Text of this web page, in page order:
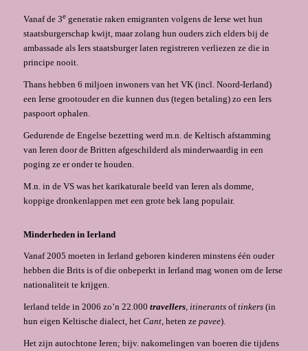
Vanaf de 3egeneratie raken emigranten volgens de Ierse wet hun
staatsburgerschap kwijt, maar zolang hun ouders zich elders bij de
ambassade als Iers staatsburger laten registreren verliezen ze die in
principe nooit.
Thans hebben 6 miljoen inwoners van het VK (incl. Noord-Ierland)
een Ierse grootouder en die kunnen dus (tegen betaling) zo een Iers
paspoort ophalen.
Gedurende de Engelse bezetting werd m.n. de Keltisch afstamming
van Ieren door de Britten afgeschilderd als minderwaardig in een
poging ze er onder te houden.
M.n. in de VS was het karikaturale beeld van Ieren als domme,
koppige dronkenlappen met een grote bek lang populair.
Minderheden in Ierland
Vanaf 2005 moeten in Ierland geboren kinderen minstens één ouder
hebben die Brits is of die onbeperkt in Ierland mag wonen om de Ierse
nationaliteit te krijgen.
Ierland telde in 2006 zo’n 22.000 travellers, itinerantsoftinkers(in
hun eigen Keltische di­alect, het Cant, heten ze pavee).
Het zijn autochtone Ieren; bijv. nakomelin­gen van boeren die tijdens